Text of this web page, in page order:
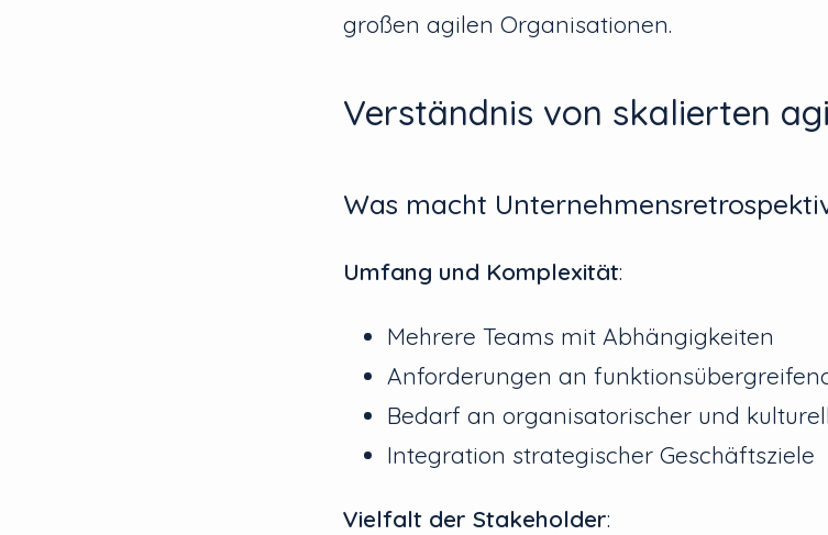
großen agilen Organisationen.
Verständnis von skalierten
Was macht
Umfang und Komplexität:
Mehrere Teams mit Abhängigkeiten
Anforderungen an
Bedarf an organisatorischer und
Integration strategischer Geschäftsziele
Vielfalt der Stakeholder: